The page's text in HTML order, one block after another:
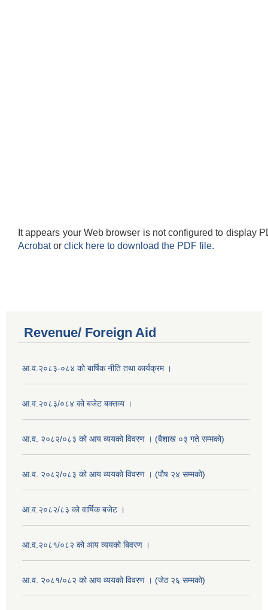
It appears your Web browser is not configured to display
Acrobator click here to download the PDF file.
Revenue/ Foreign Aid
आ.व.२०८३-०८४ को बार्षिक नीति तथा कार्यक्रम ।
आ.व.२०८३/०८४ को बजेट बक्तव्य ।
आ.व. २०८२/०८३ को आय व्ययको विवरण । (बैशाख ०३ गते सम्मको)
आ.व. २०८२/०८३ को आय व्ययको विवरण । (पौष २४ सम्मको)
आ.व.२०८२/८३ को वार्षिक बजेट ।
आ.व.२०८१/०८२ को आय व्ययको बिवरण ।
आ.व. २०८१/०८२ को आय व्ययको विवरण । (जेठ २६ सम्मको)